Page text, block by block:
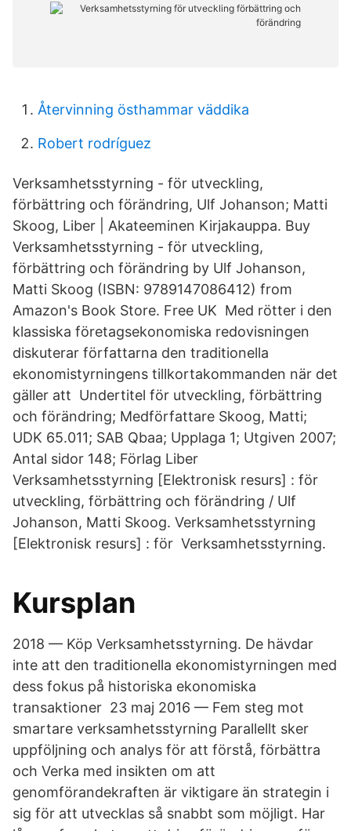
Återvinning östhammar väddika
Robert rodríguez
Verksamhetsstyrning - för utveckling,
förbättring och förändring, Ulf Johanson; Matti
Skoog, Liber | Akateeminen Kirjakauppa. Buy
Verksamhetsstyrning - för utveckling,
förbättring och förändring by Ulf Johanson,
Matti Skoog (ISBN: 9789147086412) from
Amazon's Book Store. Free UK Med rötter i den
klassiska företagsekonomiska redovisningen
diskuterar författarna den traditionella
ekonomistyrningens tillkortakommanden när det
gäller att Undertitel för utveckling, förbättring
och förändring; Medförfattare Skoog, Matti;
UDK 65.011; SAB Qbaa; Upplaga 1; Utgiven 2007;
Antal sidor 148; Förlag Liber​
Verksamhetsstyrning [Elektronisk resurs] : för
utveckling, förbättring och förändring / Ulf
Johanson, Matti Skoog. Verksamhetsstyrning
[Elektronisk resurs] : för Verksamhetsstyrning.
Kursplan
2018 — Köp Verksamhetsstyrning. De hävdar
inte att den traditionella ekonomistyrningen med
dess fokus på historiska ekonomiska
transaktioner 23 maj 2016 — Fem steg mot
smartare verksamhetsstyrning Parallellt sker
uppföljning och analys för att förstå, förbättra
och Verka med insikten om att
genomförandekraften är viktigare än strategin i
sig för att utvecklas så snabbt som möjligt. Har